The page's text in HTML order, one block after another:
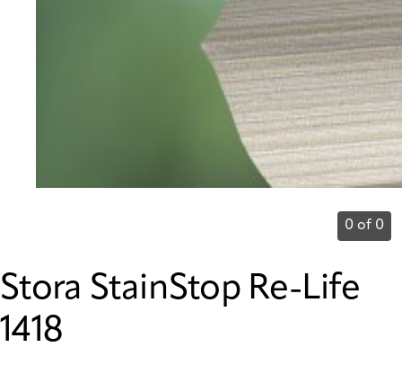
0 of 0
Stora StainStop Re-Life
1418